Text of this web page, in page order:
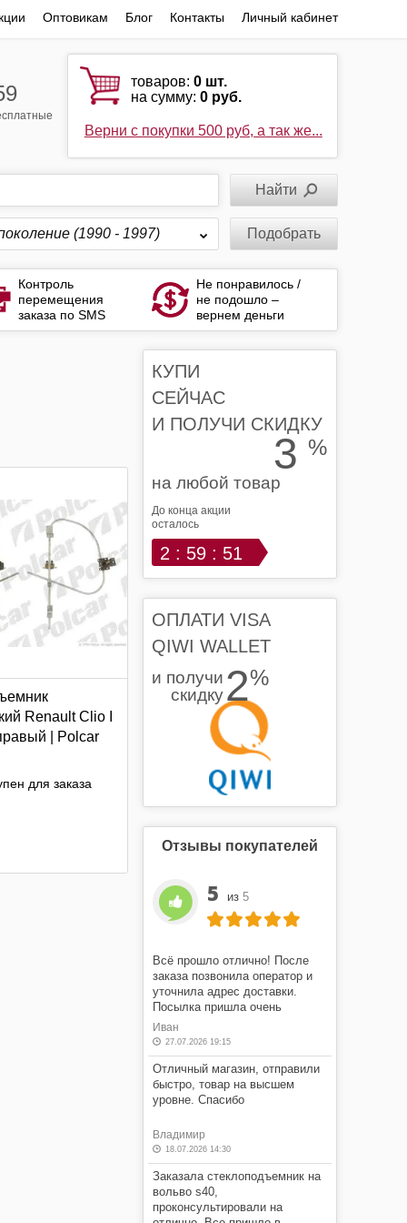
Оптовикам Блог Контакты Личный кабинет
товаров:0 шт.
на сумму:0 руб.
Верни с покупки 500 руб, а так же...
(1990 - 1997) Подобрать
Контроль
перемещения
заказа по SMS
Не понравилось /
не подошло –
вернем деньги
Renault Clio I
| Polcar
для заказа
КУПИ
СЕЙЧАС
И ПОЛУЧИ СКИДКУ
3 %
на любой товар
До конца акции
осталось
2 : 59 : 51
ОПЛАТИ VISA
QIWI WALLET
и получи
скидку2%
Отзывы покупателей
5 из5
Всё прошло отлично! После
заказа позвонила оператор и
уточнила адрес доставки.
Посылка пришла очень
быстро! Я очень доволен этим
магазином.
Иван
27.07.2026 19:15
Отличный магазин, отправили
быстро, товар на высшем
уровне. Спасибо
Владимир
18.07.2026 14:30
Заказала стеклоподъемник на
вольво s40,
проконсультировали на